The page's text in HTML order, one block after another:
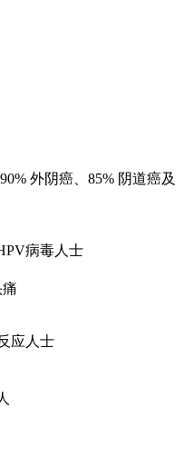
外阴癌、85% 阴道癌及
病毒人士
应人士